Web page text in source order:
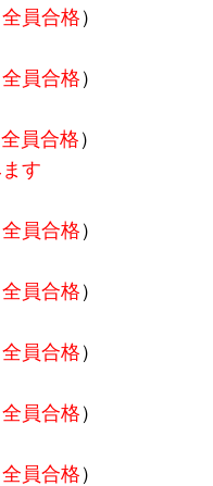
全員合格 ）
全員合格 ）
全員合格 ）
す
全員合格 ）
全員合格 ）
全員合格 ）
全員合格 ）
全員合格 ）